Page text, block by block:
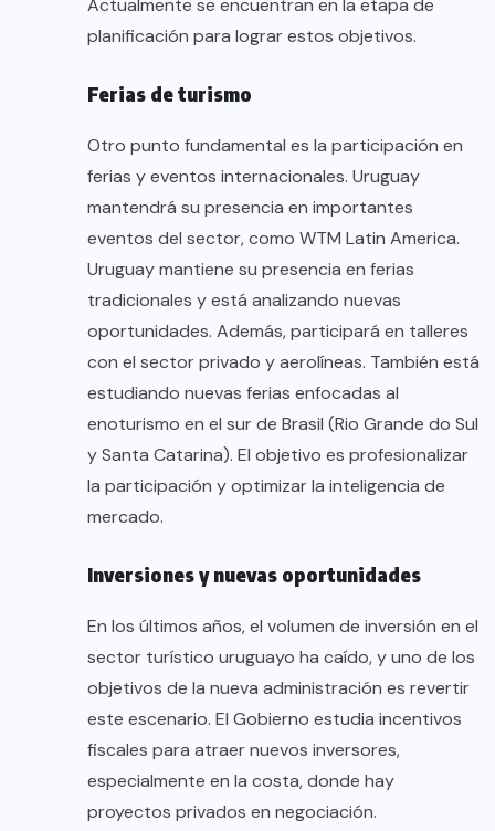
Actualmente se encuentran en la etapa de
planificación para lograr estos objetivos.
Ferias de turismo
Otro punto fundamental es la participación en
ferias y eventos internacionales. Uruguay
mantendrá su presencia en importantes
eventos del sector, como WTM Latin America.
Uruguay mantiene su presencia en ferias
tradicionales y está analizando nuevas
oportunidades. Además, participará en talleres
con el sector privado y aerolíneas. También está
estudiando nuevas ferias enfocadas al
enoturismo en el sur de Brasil (Rio Grande do Sul
y Santa Catarina). El objetivo es profesionalizar
la participación y optimizar la inteligencia de
mercado.
Inversiones y nuevas oportunidades
En los últimos años, el volumen de inversión en el
sector turístico uruguayo ha caído, y uno de los
objetivos de la nueva administración es revertir
este escenario. El Gobierno estudia incentivos
fiscales para atraer nuevos inversores,
especialmente en la costa, donde hay
proyectos privados en negociación.